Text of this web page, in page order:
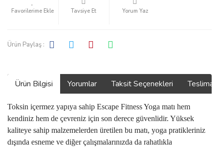
Tavsiye Et Yorum Yaz
Ürün Paylaş :
Ürün Bilgisi Yorumlar Taksit Seçenekleri
Toksin içermez yapıya sahip Escape Fitness Yoga matı hem
kendiniz hem de çevreniz için son derece güvenlidir. Yüksek
kaliteye sahip malzemelerden üretilen bu matı, yoga pratikleriniz
dışında esneme ve diğer çalışmalarınızda da rahatlıkla